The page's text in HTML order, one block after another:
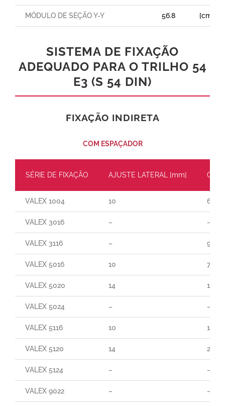
MÓDULO DE SEÇÃO Y-Y 56.8 [cm³]
SISTEMA DE FIXAÇÃO
ADEQUADO PARA O TRILHO 54
E3 (S 54 DIN)
FIXAÇÃO INDIRETA
COM ESPAÇADOR
SÉRIE DE FIXAÇÃO AJUSTE LATERAL [mm]
VALEX 1004 10 60
VALEX 3016 – –
VALEX 3116 – 90
VALEX 5016 10 70
VALEX 5020 14 140
VALEX 5024 – –
VALEX 5116 10 165
VALEX 5120 14 250
VALEX 5124 – –
VALEX 9022 – –